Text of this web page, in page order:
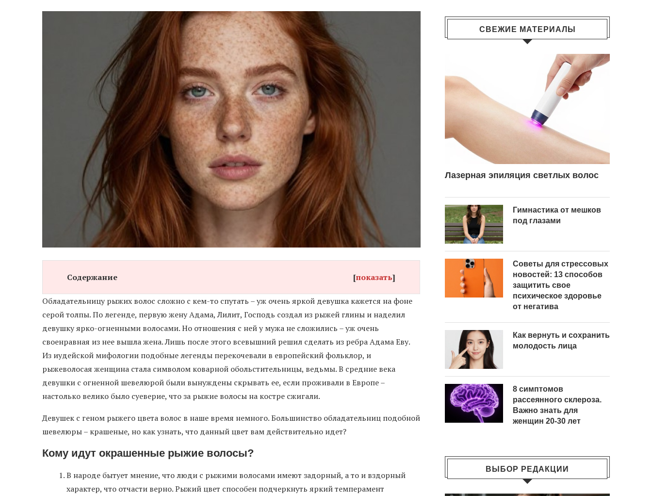
Содержание [показать]
Обладательницу рыжих волос сложно с кем-то спутать – уж очень яркой девушка кажется на фоне
серой толпы. По легенде, первую жену Адама, Лилит, Господь создал из рыжей глины и наделил
девушку ярко-огненными волосами. Но отношения с ней у мужа не сложились – уж очень
своенравная из нее вышла жена. Лишь после этого всевышний решил сделать из ребра Адама Еву.
Из иудейской мифологии подобные легенды перекочевали в европейский фольклор, и
рыжеволосая женщина стала символом коварной обольстительницы, ведьмы. В средние века
девушки с огненной шевелюрой были вынуждены скрывать ее, если проживали в Европе –
настолько велико было суеверие, что за рыжие волосы на костре сжигали.
Девушек с геном рыжего цвета волос в наше время немного. Большинство обладательниц подобной
шевелюры – крашеные, но как узнать, что данный цвет вам действительно идет?
Кому идут окрашенные рыжие волосы?
В народе бытует мнение, что люди с рыжими волосами имеют задорный, а то и вздорный
характер, что отчасти верно. Рыжий цвет способен подчеркнуть яркий темперамент
СВЕЖИЕ МАТЕРИАЛЫ
Лазерная эпиляция светлых волос
Гимнастика от мешков
под глазами
Советы для стрессовых
новостей: 13 способов
защитить свое
психическое здоровье
от негатива
Как вернуть и сохранить
молодость лица
8 симптомов
рассеянного склероза.
Важно знать для
женщин 20-30 лет
ВЫБОР РЕДАКЦИИ